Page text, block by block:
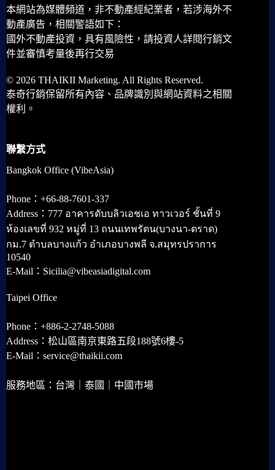
本網站為媒體頻道，非不動產經紀業者，若涉海外不
動產廣告，相關警語如下：
國外不動產投資，具有風險性，請投資人詳閱行銷文
件並審慎考量後再行交易
© 2026 THAIKII Marketing. All Rights Reserved.
泰奇行銷保留所有內容、品牌識別與網站資料之相關
權利。
聯繫方式
Bangkok Office (VibeAsia)
Phone：+66-88-7601-337
Address：777 อาคารดับบลิวเอชเอ ทาวเวอร์ ชั้นที่ 9
ห้องเลขที่ 932 หมู่ที่ 13 ถนนเทพรัตน(บางนา-ตราด)
กม.7 ตำบลบางแก้ว อำเภอบางพลี จ.สมุทรปราการ
10540
E-Mail：Sicilia@vibeasiadigital.com
Taipei Office
Phone：+886-2-2748-5088
Address：松山區南京東路五段188號6樓-5
E-Mail：service@thaikii.com
服務地區：台灣｜泰國｜中國市場